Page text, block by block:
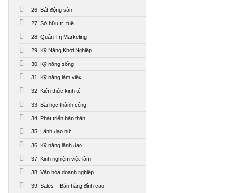
26. Bất động sản
27. Sở hữu trí tuệ
28. Quản Trị Marketing
29. Kỹ Năng Khởi Nghiệp
30. Kỹ năng sống
31. Kỹ năng làm việc
32. Kiến thức kinh tế
33. Bài học thành công
34. Phát triển bản thân
35. Lãnh đạo nữ
36. Kỹ năng lãnh đạo
37. Kinh nghiệm việc làm
38. Văn hóa doanh nghiệp
39. Sales – Bán hàng đỉnh cao